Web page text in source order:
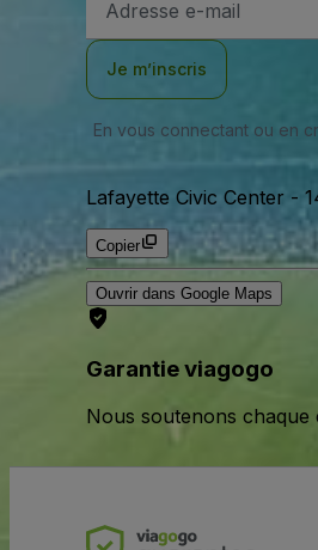
e-
Je m’inscris
En vous connectant ou en
Lafayette Civic Center -
Copier
Ouvrir dans Google Maps
Garantie viagogo
Nous soutenons